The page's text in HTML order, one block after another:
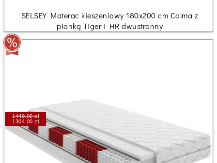
SELSEY Materac kieszeniowy 180x200 cm Calma z
pianką Tiger i HR dwustronny
1449.00 zł
1304.00 zł